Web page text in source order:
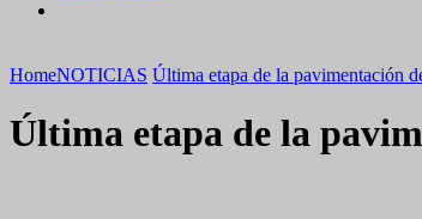
HomeNOTICIAS Última etapa de la pavimentación
Última etapa de la